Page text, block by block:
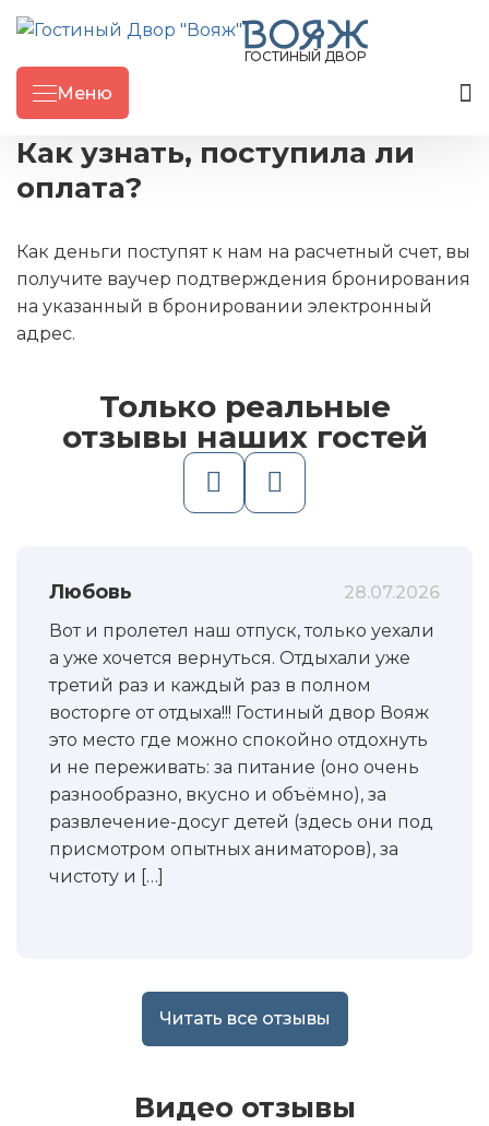
ГОСТИНЫЙ ДВОР
Меню
Как узнать, поступила ли
оплата?
Как деньги поступят к нам на расчетный счет, вы
получите ваучер подтверждения бронирования
на указанный в бронировании электронный
адрес.
Только реальные
отзывы наших гостей
Любовь
28.07.2026
Вот и пролетел наш отпуск, только уехали
а уже хочется вернуться. Отдыхали уже
третий раз и каждый раз в полном
восторге от отдыха!!! Гостиный двор Вояж
это место где можно спокойно отдохнуть
и не переживать: за питание (оно очень
разнообразно, вкусно и объёмно), за
развлечение-досуг детей (здесь они под
присмотром опытных аниматоров), за
чистоту и […]
Читать все отзывы
Видео отзывы